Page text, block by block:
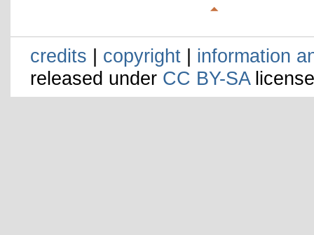
credits | copyright | information
released under CC BY-SA